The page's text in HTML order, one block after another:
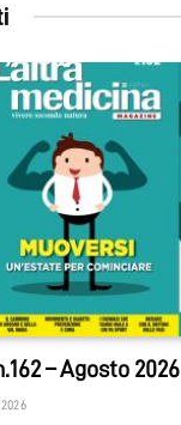
– Agosto 2026